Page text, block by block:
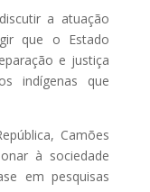
a atuação
que o Estado
e justiça
indígenas que
Camões
à sociedade
em pesquisas